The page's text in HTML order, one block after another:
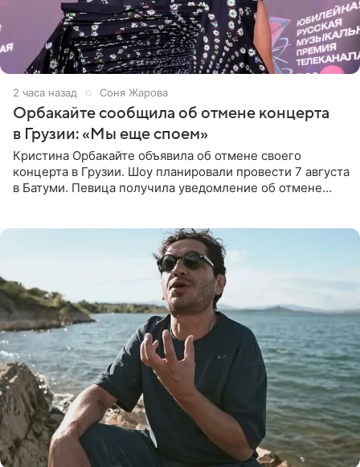
2 часа назад Соня Жарова
Орбакайте сообщила об отмене концерта
в Грузии: «Мы еще споем»
Кристина Орбакайте объявила об отмене своего
концерта в Грузии. Шоу планировали провести 7 августа
в Батуми. Певица получила уведомление об отмене